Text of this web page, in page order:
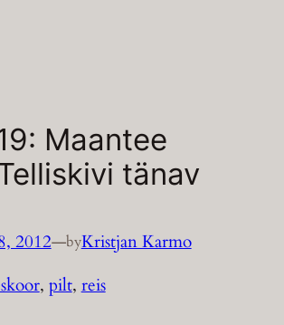
Maantee
tänav
2012—byKristjan Karmo
, pilt, reis